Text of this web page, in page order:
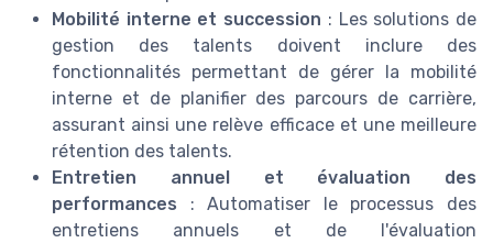
Mobilité interne et succession : Les solutions de
gestion des talents doivent inclure des
fonctionnalités permettant de gérer la mobilité
interne et de planifier des parcours de carrière,
assurant ainsi une relève efficace et une meilleure
rétention des talents.
Entretien annuel et évaluation des
performances : Automatiser le processus des
entretiens annuels et de l'évaluation